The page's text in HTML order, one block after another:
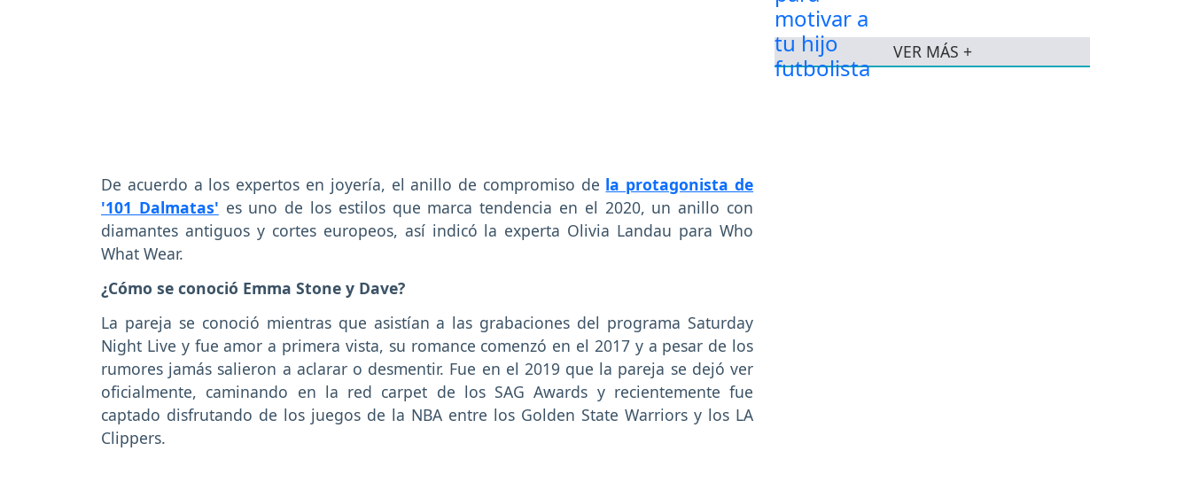
De acuerdo a los expertos en joyería, el anillo de compromiso de la protagonista de
'101 Dalmatas' es uno de los estilos que marca tendencia en el 2020, un anillo con
diamantes antiguos y cortes europeos, así indicó la experta Olivia Landau para Who
What Wear.
¿Cómo se conoció Emma Stone y Dave?
La pareja se conoció mientras que asistían a las grabaciones del programa Saturday
Night Live y fue amor a primera vista, su romance comenzó en el 2017 y a pesar de los
rumores jamás salieron a aclarar o desmentir. Fue en el 2019 que la pareja se dejó ver
oficialmente, caminando en la red carpet de los SAG Awards y recientemente fue
captado disfrutando de los juegos de la NBA entre los Golden State Warriors y los LA
Clippers.
VER MÁS +